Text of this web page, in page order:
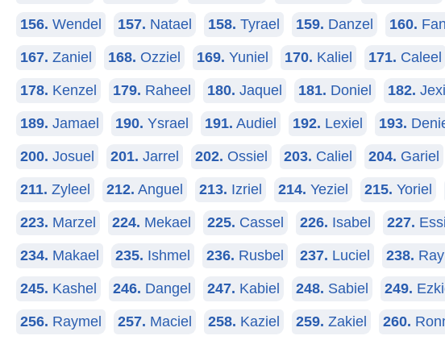
156. Wendel 157. Natael 158. Tyrael 159. Danzel 160.
167. Zaniel 168. Ozziel 169. Yuniel 170. Kaliel 171. Caleel
178. Kenzel 179. Raheel 180. Jaquel 181. Doniel 182.
189. Jamael 190. Ysrael 191. Audiel 192. Lexiel 193.
200. Josuel 201. Jarrel 202. Ossiel 203. Caliel 204. Gariel
211. Zyleel 212. Anguel 213. Izriel 214. Yeziel 215. Yoriel
223. Marzel 224. Mekael 225. Cassel 226. Isabel 227.
234. Makael 235. Ishmel 236. Rusbel 237. Luciel 238.
245. Kashel 246. Dangel 247. Kabiel 248. Sabiel 249.
256. Raymel 257. Maciel 258. Kaziel 259. Zakiel 260.